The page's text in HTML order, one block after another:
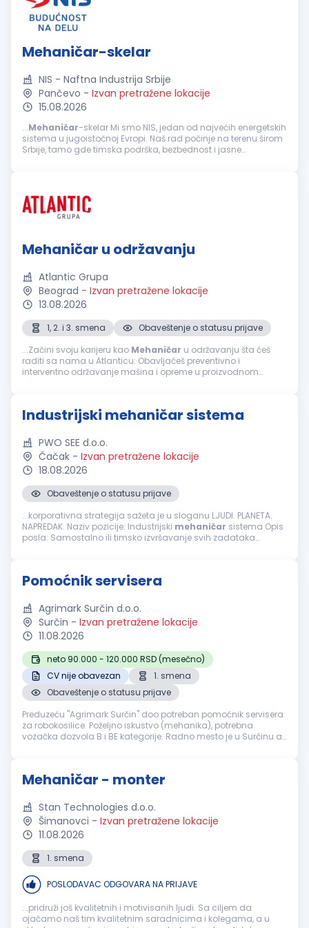
Mehaničar-skelar
NIS - Naftna Industrija Srbije
Pančevo - Izvan pretražene lokacije
15.08.2026
...Mehaničar-skelar Mi smo NIS, jedan od najvećih energetskih
sistema u jugoistočnoj Evropi. Naš rad počinje na terenu širom
Srbije, tamo gde timska podrška, bezbednost i jasne
Mehaničar u održavanju
Atlantic Grupa
Beograd - Izvan pretražene lokacije
13.08.2026
1, 2. i 3. smena
Obaveštenje o statusu prijave
...Začini svoju karijeru kao Mehaničar u održavanju šta ćeš
raditi sa nama u Atlanticu: Obavljaćeš preventivno i
interventno održavanje mašina i opreme u proizvodnom
Industrijski mehaničar sistema
PWO SEE d.o.o.
Čačak - Izvan pretražene lokacije
18.08.2026
Obaveštenje o statusu prijave
...korporativna strategija sažeta je u sloganu LJUDI. PLANETA.
NAPREDAK. Naziv pozicije: Industrijski mehaničar sistema Opis
posla: Samostalno ili timsko izvršavanje svih zadataka
Pomoćnik servisera
Agrimark Surčin d.o.o.
Surčin - Izvan pretražene lokacije
11.08.2026
neto 90.000 - 120.000 RSD (mesečno)
CV nije obavezan
1. smena
Obaveštenje o statusu prijave
Preduzeću "Agrimark Surčin" doo potreban pomoćnik servisera
za robokosilice. Poželjno iskustvo (mehanika), potrebna
vozačka dozvola B i BE kategorije. Radno mesto je u Surčinu a
Mehaničar - monter
Stan Technologies d.o.o.
Šimanovci - Izvan pretražene lokacije
11.08.2026
1. smena
POSLODAVAC ODGOVARA NA PRIJAVE
...pridruži još kvalitetnih i motivisanih ljudi. Sa ciljem da
ojačamo naš tim kvalitetnim saradnicima i kolegama, a u